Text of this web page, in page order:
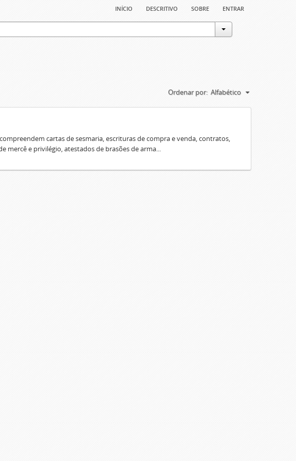
início descritivo sobre entrar
Ordenar por: Alfabético
cartas de sesmaria, escrituras de compra e venda, contratos,
mercê e privilégio, atestados de brasões de arma...